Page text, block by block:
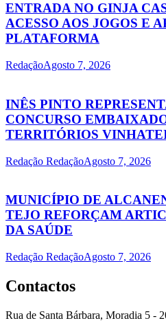
ENTRADA NO GINJA
ACESSO AOS JOGOS E
PLATAFORMA
RedaçãoAgosto 7, 2026
INÊS PINTO
CONCURSO
TERRITÓRIOS
Redação RedaçãoAgosto 7, 2026
MUNICÍPIO DE
TEJO REFORÇAM
DA SAÚDE
Redação RedaçãoAgosto 7, 2026
Contactos
Rua de Santa Bárbara, Moradia 5 -